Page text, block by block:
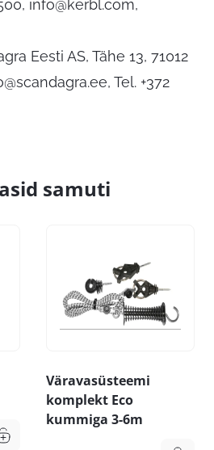
info@kerbl.com,
Eesti AS, Tähe 13, 71012
, Tel. +372
samuti
Väravasüsteemi
komplekt Eco
kummiga 3-6m